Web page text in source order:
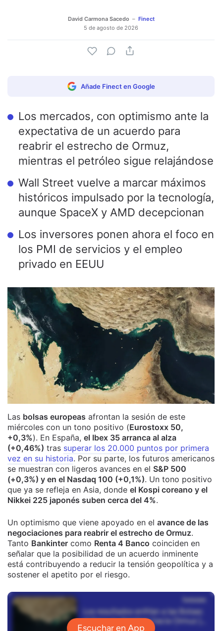
David Carmona Sacedo
Finect
5 de agosto de 2026
Añade Finect en Google
Los mercados, con optimismo ante la
expectativa de un acuerdo para
reabrir el estrecho de Ormuz,
mientras el petróleo sigue relajándose
Wall Street vuelve a marcar máximos
históricos impulsado por la tecnología,
aunque SpaceX y AMD decepcionan
Los inversores ponen ahora el foco en
los PMI de servicios y el empleo
privado en EEUU
Las bolsas europeas afrontan la sesión de este
miércoles con un tono positivo (Eurostoxx 50,
+0,3%). En España, el Ibex 35 arranca al alza
(+0,46%) tras superar los 20.000 puntos por primera
vez en su historia. Por su parte, los futuros americanos
se muestran con ligeros avances en el S&P 500
(+0,3%) y en el Nasdaq 100 (+0,1%). Un tono positivo
que ya se refleja en Asia, donde el Kospi coreano y el
Nikkei 225 japonés suben cerca del 4%.
Un optimismo que viene apoyado en el avance de las
negociaciones para reabrir el estrecho de Ormuz.
Tanto Bankinter como Renta 4 Banco coinciden en
señalar que la posibilidad de un acuerdo inminente
está contribuyendo a reducir la tensión geopolítica y a
sostener el apetito por el riesgo.